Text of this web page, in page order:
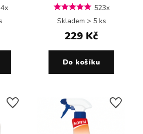
523x
Skladem > 5 ks
229 Kč
Do košíku